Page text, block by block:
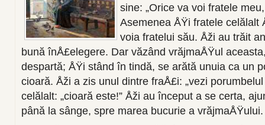
sine: „Orice va voi fratele
Asemenea ÅŸi fratele celălalt
voia fratelui său. Åži au trăit
bună înÅ£elegere. Dar văzând vrăjmaÅŸul
despartă; ÅŸi stând în tindă, se arătă unuia ca un
cioară. Åži a zis unul dintre fraÅ£i: „vezi
celălalt: „cioară este!” Åži au început a se certa,
până la sânge, spre marea bucurie a